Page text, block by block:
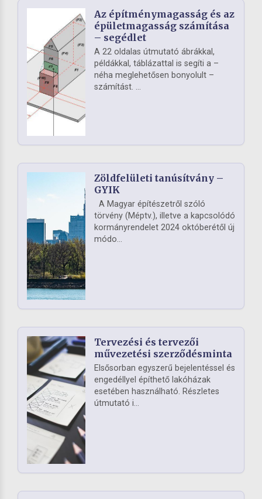
Az építménymagasság és az
épületmagasság számítása
– segédlet
A 22 oldalas útmutató ábrákkal,
példákkal, táblázattal is segíti a –
néha meglehetősen bonyolult –
számítást. ...
Zöldfelületi tanúsítvány –
GYIK
A Magyar építészetről szóló
törvény (Méptv.), illetve a kapcsolódó
kormányrendelet 2024 októberétől új
módo...
Tervezési és tervezői
művezetési szerződésminta
Elsősorban egyszerű bejelentéssel és
engedéllyel építhető lakóházak
esetében használható. Részletes
útmutató i...